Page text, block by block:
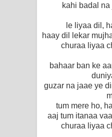
kahi badal
le liyaa dil,
haay dil lekar
churaa liyaa
bahaar ban ke
guzar na jaae ye
tum mere ho,
aaj tum itanaa
churaa liyaa